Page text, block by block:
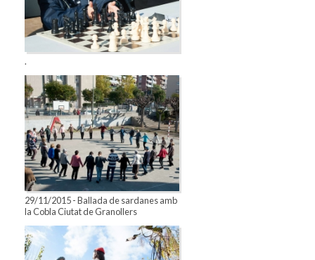
.
29/11/2015 - Ballada de sardanes amb
la Cobla Ciutat de Granollers